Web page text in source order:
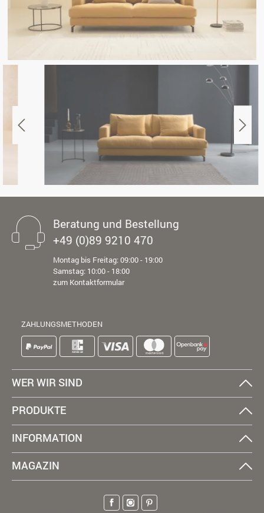
Beratung und Bestellung
+49 (0)89 9210 470
Montag bis Freitag: 09:00 - 19:00
Samstag: 10:00 - 18:00
zum Kontaktformular
ZAHLUNGSMETHODEN
WER WIR SIND
PRODUKTE
INFORMATION
MAGAZIN